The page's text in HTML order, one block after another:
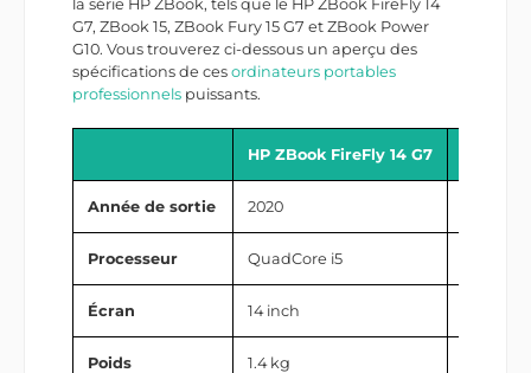
la série HP ZBook, tels que le HP ZBook FireFly 14
G7, ZBook 15, ZBook Fury 15 G7 et ZBook Power
G10. Vous trouverez ci-dessous un aperçu des
spécifications de ces ordinateurs portables
professionnels puissants.
HP ZBook FireFly 14 G7
Année de sortie 2020
Processeur QuadCore i5
Écran 14 inch
Poids 1.4 kg